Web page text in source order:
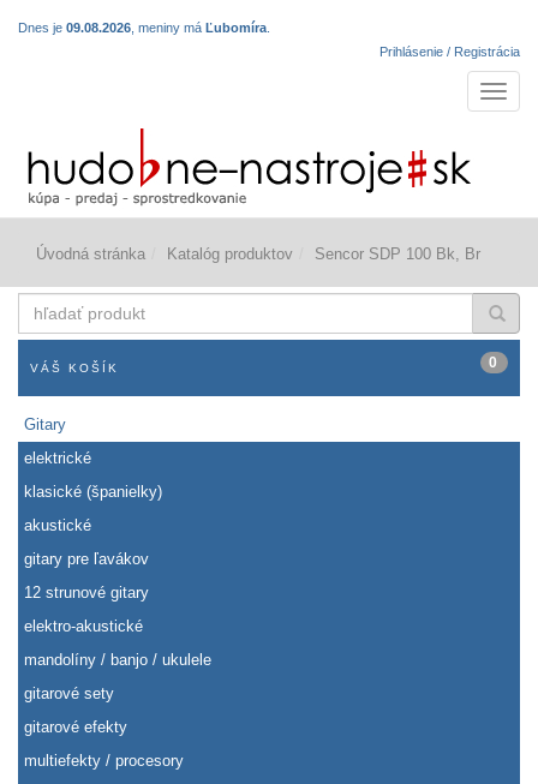
Dnes je 09.08.2026 , meniny má Ľubomíra
Prihlásenie / Registrácia
Úvodná stránka Katalóg produktov Sencor SDP 100 Bk, Br
produkt
VÁŠ KOŠÍK 0
Gitary
elektrické
klasické (španielky)
akustické
gitary pre ľavákov
12 strunové gitary
elektro-akustické
mandolíny / banjo / ukulele
gitarové sety
gitarové efekty
multiefekty / procesory